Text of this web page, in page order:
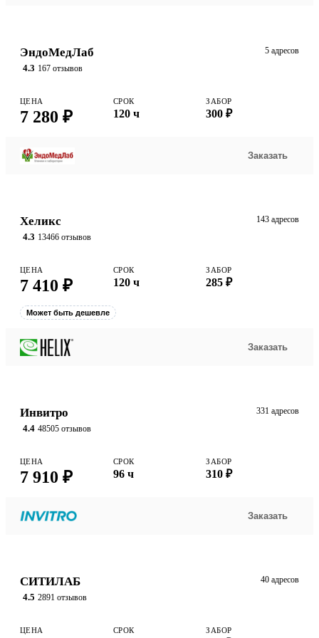
ЭндоМедЛаб
4.3 167 отзывов
5 адресов
ЦЕНА
7 280 ₽
СРОК
120 ч
ЗАБОР
300 ₽
Заказать
Хеликс
4.3 13466 отзывов
143 адресов
ЦЕНА
7 410 ₽
СРОК
120 ч
ЗАБОР
285 ₽
Может быть дешевле
Заказать
Инвитро
4.4 48505 отзывов
331 адресов
ЦЕНА
7 910 ₽
СРОК
96 ч
ЗАБОР
310 ₽
Заказать
СИТИЛАБ
4.5 2891 отзывов
40 адресов
ЦЕНА СРОК ЗАБОР